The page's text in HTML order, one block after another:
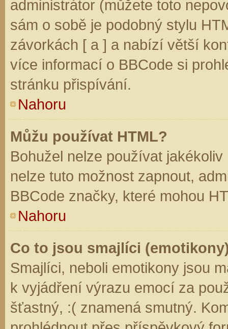
administrátor (můžete toto
sám o sobě je podobný stylu
závorkách [ a ] a nabízí větší
více informací o BBCode si
stránku přispívání.
Nahoru
Můžu používat HTML?
Bohužel nelze používat
nelze tuto možnost zapnout,
BBCode značky, které mohou
Nahoru
Co to jsou smajlíci
Smajlíci, neboli emotikony jsou
k vyjádření výrazu emocí za
šťastný, :( znamená smutný.